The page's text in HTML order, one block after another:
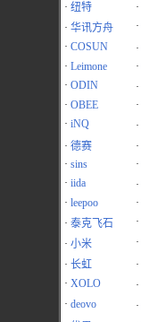
· 纽特 ·
· 华讯方舟 ·
· COSUN ·
· Leimone ·
· ODIN ·
· OBEE ·
· iNQ ·
· 德赛 ·
· sins ·
· iida ·
· leepoo ·
· 泰克飞石 ·
· 小米 ·
· 长虹 ·
· XOLO ·
· deovo ·